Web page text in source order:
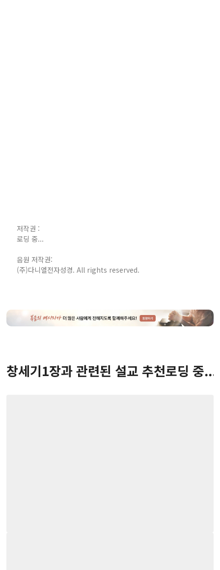
저작권 :
로딩 중...
음원 저작권:
(주)다니엘전자성경. All rights reserved.
창세기1장과 관련된 설교 추천로딩 중...